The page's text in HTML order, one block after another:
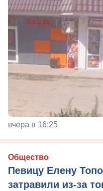
вчера в 16:25
Общество
Певицу Елену
затравили из-за